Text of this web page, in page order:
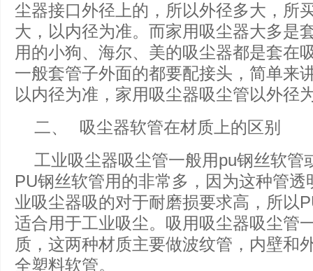
尘器接口外径上的，所以外径多大，所
大，以内径为准。而家用吸尘器大多是
用的小狗、海尔、美的吸尘器都是套在
一般套管子外面的都要配接头，简单来
以内径为准，家用吸尘器吸尘管以外径
二、 吸尘器软管在材质上的区别
工业吸尘器吸尘管一般用pu钢丝软管
PU钢丝软管用的非常多，因为这种管
业吸尘器吸的对于耐磨损要求高，所以
适合用于工业吸尘。吸用吸尘器吸尘管
质，这两种材质主要做波纹管，内壁和
全塑料软管。